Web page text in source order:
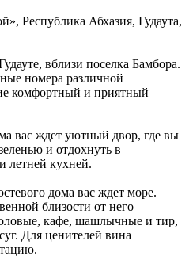
Республика Абхазия, Гудаута,
вблизи поселка Бамбора.
номера различной
комфортный и приятный
вас ждет уютный двор, где вы
и отдохнуть в
летней кухней.
дома вас ждет море.
близости от него
кафе, шашлычные и тир,
Для ценителей вина